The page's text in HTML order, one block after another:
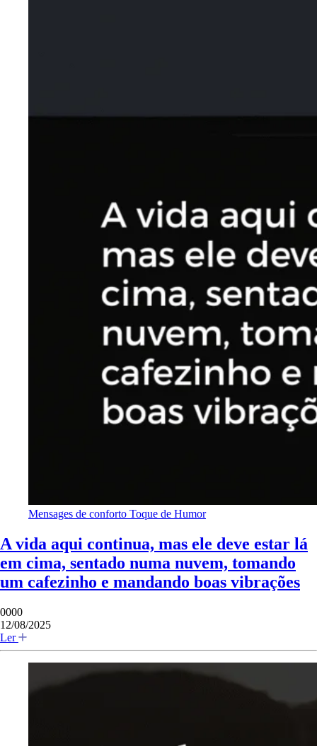
Mensages de conforto Toque de Humor
A vida aqui continua, mas ele deve estar lá
em cima, sentado numa nuvem, tomando
um cafezinho e mandando boas vibrações
0000
12/08/2025
Ler